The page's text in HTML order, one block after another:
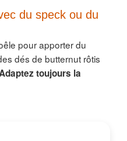
du speck ou du
pour apporter du
dés de butternut rôtis
toujours la